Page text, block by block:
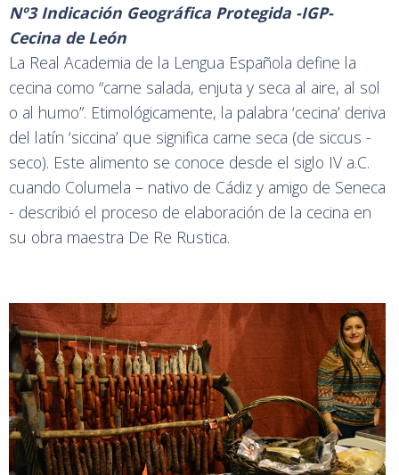
Nº3 Indicación Geográfica Protegida -IGP-
Cecina de León
La Real Academia de la Lengua Española define la
cecina como “carne salada, enjuta y seca al aire, al sol
o al humo”. Etimológicamente, la palabra ‘cecina’ deriva
del latín ‘siccina’ que significa carne seca (de siccus -
seco). Este alimento se conoce desde el siglo IV a.C.
cuando Columela – nativo de Cádiz y amigo de Seneca
- describió el proceso de elaboración de la cecina en
su obra maestra De Re Rustica.